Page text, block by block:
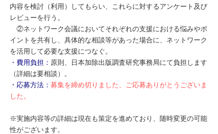
内容を検討（利用）してもらい、これらに対するアンケート及び
レビューを行う。
②ネットワーク会議においてそれぞれの支援における悩みやポ
イントを共有し、具体的な相談等があった場合に、ネットワーク
を活用して必要な支援につなぐ。
・費用負担： 原則、日本加除出版調査研究事務局にて負担します
（詳細は要相談）。
・応募方法： 募集を締め切りました、ご応募ありがとうございま
した。
※実施内容等の詳細は現在も策定を進めており、随時変更の可能
性がございます。